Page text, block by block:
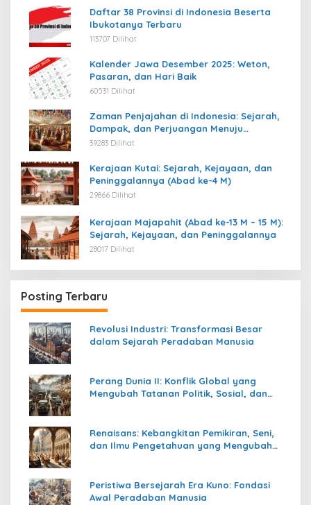
Daftar 38 Provinsi di Indonesia Beserta
Ibukotanya Terbaru
113707 Dilihat
Kalender Jawa Desember 2025: Weton,
Pasaran, dan Hari Baik
60531 Dilihat
Zaman Penjajahan di Indonesia: Sejarah,
Dampak, dan Perjuangan Menuju
Kemerdekaan
39283 Dilihat
Kerajaan Kutai: Sejarah, Kejayaan, dan
Peninggalannya (Abad ke-4 M)
29866 Dilihat
Kerajaan Majapahit (Abad ke-13 M – 15 M):
Sejarah, Kejayaan, dan Peninggalannya
28017 Dilihat
Posting Terbaru
Revolusi Industri: Transformasi Besar
dalam Sejarah Peradaban Manusia
Perang Dunia II: Konflik Global yang
Mengubah Tatanan Politik, Sosial, dan
Renaisans: Kebangkitan Pemikiran, Seni,
dan Ilmu Pengetahuan yang Mengubah
Peristiwa Bersejarah Era Kuno: Fondasi
Awal Peradaban Manusia